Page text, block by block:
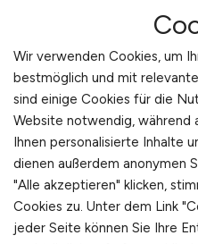
interessiert. Besonders
Friedhofsverwaltungen,
Herausforderungen
Flächenknappheit
konfrontiert sind,
effektive Möglichkeit,
rekrutieren.
technische Präzision,
und direkte
Verwaltung – und ist
Wir verwenden Cookies, um
bestmöglich und mit
sind einige Cookies für die
Website notwendig, während
Ihnen personalisierte Inhalte
dienen außerdem anonymen
"Alle akzeptieren" klicken,
Cookies zu. Unter dem Link
jeder Seite können Sie Ihre